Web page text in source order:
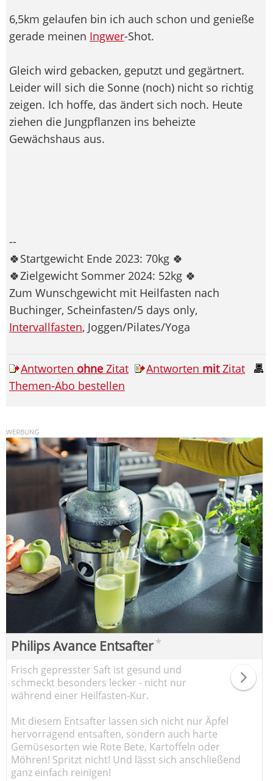
6,5km gelaufen bin ich auch schon und genieße
gerade meinen Ingwer-Shot.
Gleich wird gebacken, geputzt und gegärtnert.
Leider will sich die Sonne (noch) nicht so richtig
zeigen. Ich hoffe, das ändert sich noch. Heute
ziehen die Jungpflanzen ins beheizte
Gewächshaus aus.
--
🍀Startgewicht Ende 2023: 70kg 🍀
🍀Zielgewicht Sommer 2024: 52kg 🍀
Zum Wunschgewicht mit Heilfasten nach
Buchinger, Scheinfasten/5 days only,
Intervallfasten, Joggen/Pilates/Yoga
Antworten ohne Zitat Antworten mitZitat
Themen-Abo bestellen
Philips Avance Entsafter*
Frisch gepresster Saft ist gesund und
schmeckt besonders lecker - nicht nur
während einer Heilfasten-Kur.
Mit diesem Entsafter lassen sich nicht nur Äpfel
hervorragend entsaften, sondern auch harte
Gemüsesorten wie Rote Bete, Kartoffeln oder
Möhren! Spritzt nicht! Und lässt sich anschließend
ganz einfach reinigen!